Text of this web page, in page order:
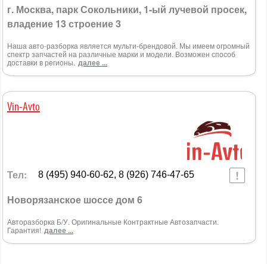
г. Москва, парк Сокольники, 1-ый лучевой просек,
владение 13 строение 3
Наша авто-разборка является мульти-брендовой. Мы имеем огромный
спектр запчастей на различные марки и модели. Возможен способ
доставки в регионы. далее ...
Vin-Avto
Тел: 8 (495) 940-60-62, 8 (926) 746-47-65
Новорязанское шоссе дом 6
Авторазборка Б/У. Оригинальные Контрактные Автозапчасти.
Гарантия! далее ...